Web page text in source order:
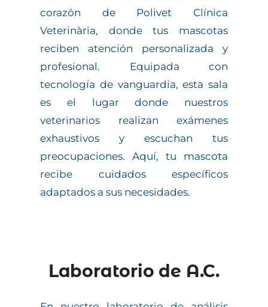
corazón de Polivet Clínica
Veterinària, donde tus mascotas
reciben atención personalizada y
profesional. Equipada con
tecnología de vanguardia, esta sala
es el lugar donde nuestros
veterinarios realizan exámenes
exhaustivos y escuchan tus
preocupaciones. Aquí, tu mascota
recibe cuidados específicos
adaptados a sus necesidades.
Laboratorio de A.C.